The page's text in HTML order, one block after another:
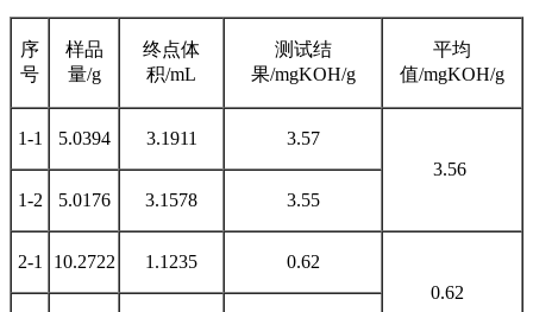
序
号
样品
量/g
终点体
积/mL
测试结
果/mgKOH/g
平均
值/mgKOH/g
1-1 5.0394 3.1911
3.57
3.56
1-2
5.0176 3.1578 3.55
2-1 10.2722 1.1235
0.62
0.62